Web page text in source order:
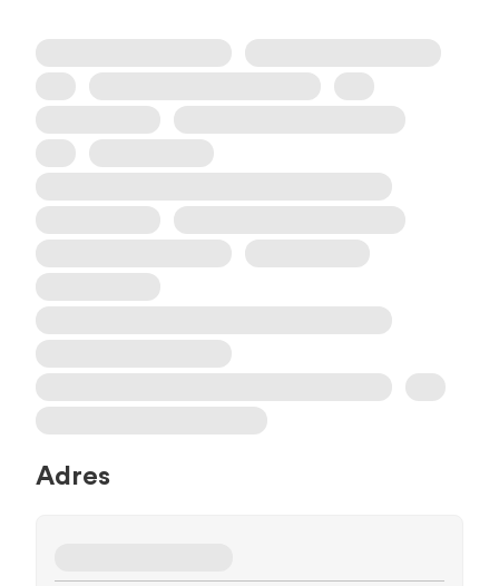
Adres